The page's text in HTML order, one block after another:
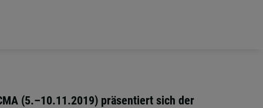
(5.–10.11.2019) präsentiert sich der